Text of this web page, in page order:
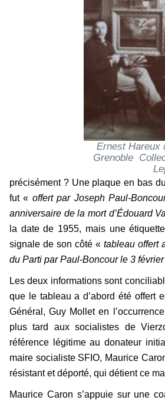
Ernest Hareux
Grenoble
précisément ? Une plaque en bas
fut « offert par Joseph Paul-
anniversaire de la mort d’Édouard
la date de 1955, mais une
signale de son côté « tableau offert
du Parti par Paul-Boncour le 3
Les deux informations sont
que le tableau a d’abord été offert
Général, Guy Mollet en
plus tard aux socialistes de
référence légitime au donateur
maire socialiste SFIO, Maurice
résistant et déporté, qui détient ce
Maurice Caron s’appuie sur une